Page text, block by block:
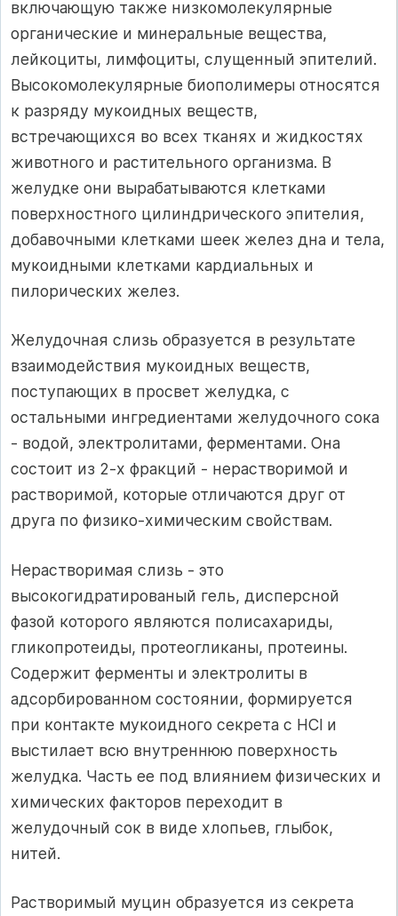
включающую также низкомолекулярные
органические и минеральные вещества,
лейкоциты, лимфоциты, слущенный эпителий.
Высокомолекулярные биополимеры относятся
к разряду мукоидных веществ,
встречающихся во всех тканях и жидкостях
животного и растительного организма. В
желудке они вырабатываются клетками
поверхностного цилиндрического эпителия,
добавочными клетками шеек желез дна и тела,
мукоидными клетками кардиальных и
пилорических желез.
Желудочная слизь образуется в результате
взаимодействия мукоидных веществ,
поступающих в просвет желудка, с
остальными ингредиентами желудочного сока
- водой, электролитами, ферментами. Она
состоит из 2-х фракций - нерастворимой и
растворимой, которые отличаются друг от
друга по физико-химическим свойствам.
Нерастворимая слизь - это
высокогидратированый гель, дисперсной
фазой которого являются полисахариды,
гликопротеиды, протеогликаны, протеины.
Содержит ферменты и электролиты в
адсорбированном состоянии, формируется
при контакте мукоидного секрета с HCl и
выстилает всю внутреннюю поверхность
желудка. Часть ее под влиянием физических и
химических факторов переходит в
желудочный сок в виде хлопьев, глыбок,
нитей.
Растворимый муцин образуется из секрета